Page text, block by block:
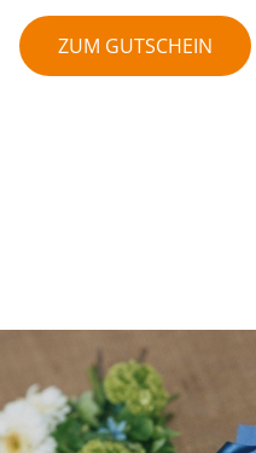
ZUM GUTSCHEIN